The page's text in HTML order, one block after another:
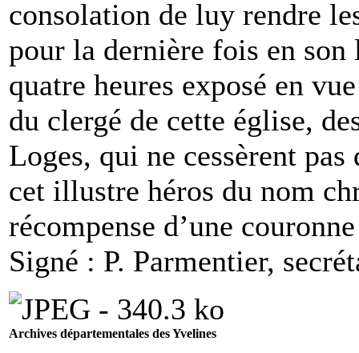
consolation de luy rendre
pour la dernière fois en
quatre heures exposé en
du clergé de cette église,
Loges, qui ne cessèrent
cet illustre héros du nom
récompense d’une
Signé : P. Parmentier,
Archives départementales des Yvelines